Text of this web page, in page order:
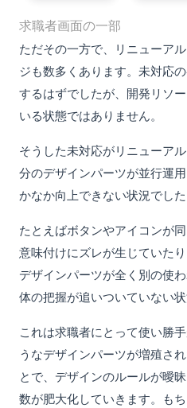
求職者画面の一部
ただその一方で、リニューア
ジも数多くあります。未対応
するはずでしたが、開発リソ
いる状態ではありません。
そうした未対応がリニューア
分のデザインパーツが並行運
かなか向上できない状況でした
たとえばボタンやアイコンが
意味付けにズレが生じていた
デザインパーツが全く別の使
体の把握が追いついていない状
これは求職者にとって使い勝
うなデザインパーツが増殖さ
とで、デザインのルールが曖
数が肥大化していきます。も